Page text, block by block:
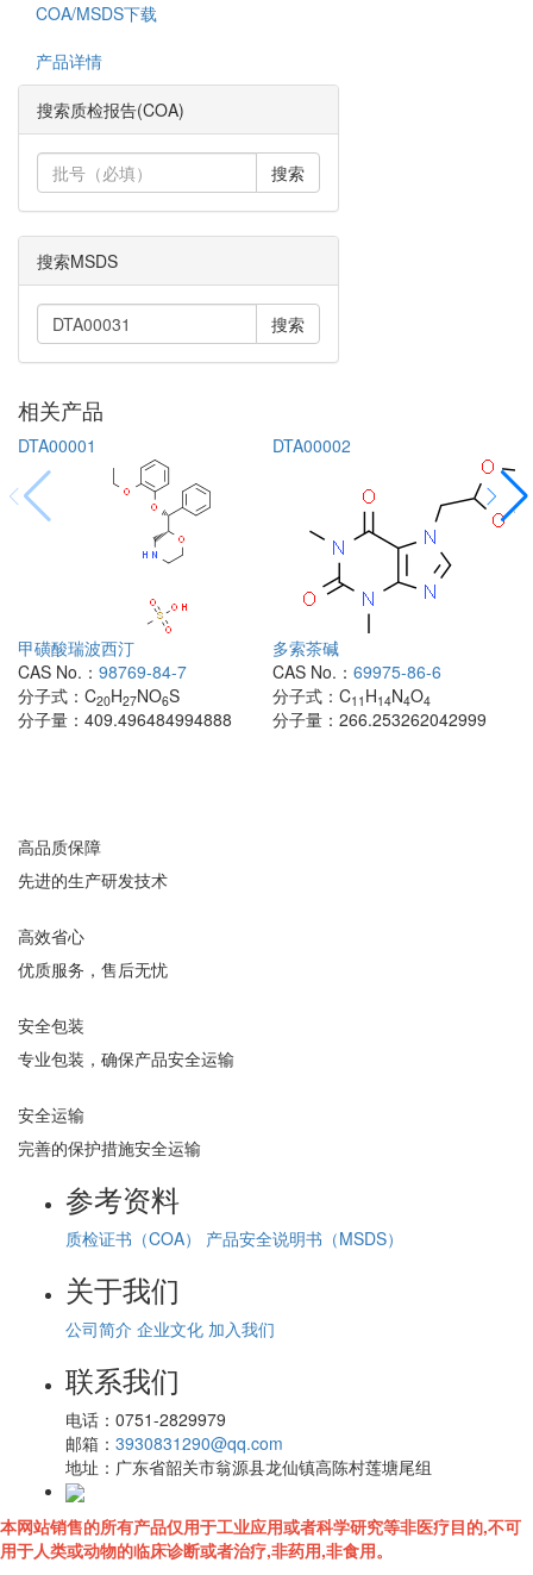
COA/MSDS下载
产品详情
搜索质检报告(COA)
搜索
搜索MSDS
搜索
相关产品
DTA00001
甲磺酸瑞波西汀
CAS No.： 98769-84-7
分子式： C20H27NO6S
分子量： 409.496484994888
DTA00002
多索茶碱
CAS No.： 69975-86-6
分子式： C11 H14N4O4
分子量： 266.253262042999
高品质保障
先进的生产研发技术
高效省心
优质服务，售后无忧
安全包装
专业包装，确保产品安全运输
安全运输
完善的保护措施安全运输
参考资料
质检证书（COA） 产品安全说明书（MSDS）
关于我们
公司简介 企业文化 加入我们
联系我们
电话： 0751-2829979
邮箱： 3930831290@qq.com
地址： 广东省韶关市翁源县龙仙镇高陈村莲塘尾组
本网站销售的所有产品仅用于工业应用或者科学研究等非医疗目的,不可
用于人类或动物的临床诊断或者治疗,非药用,非食用。